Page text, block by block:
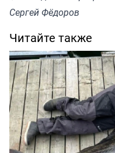
Сергей Фёдоров
Читайте также